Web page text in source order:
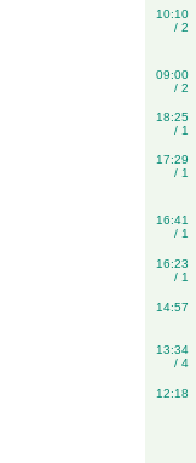
10:10
/ 2
09:00
/ 2
18:25
/ 1
17:29
/ 1
16:41
/ 1
16:23
/ 1
14:57
13:34
/ 4
12:18